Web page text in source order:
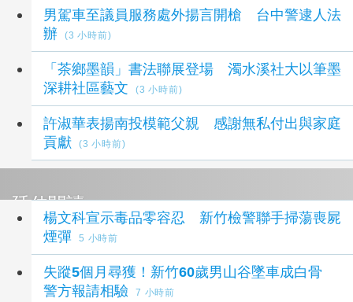
男駕車至議員服務處外揚言開槍 台中警逮人法
辦
(3 小時前)
「茶鄉墨韻」書法聯展登場 濁水溪社大以筆墨
深耕社區藝文
(3 小時前)
許淑華表揚南投模範父親 感謝無私付出與家庭
貢獻
(3 小時前)
延伸閱讀
楊文科宣示毒品零容忍 新竹檢警聯手掃蕩喪屍
煙彈
5 小時前
失蹤5個月尋獲！新竹60歲男山谷墜車成白骨
警方報請相驗
7 小時前